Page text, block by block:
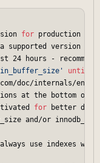
for production
supported version !
24 hours -
until
doc/internals/en/
at the bottom of
for better
and/or
use indexes with